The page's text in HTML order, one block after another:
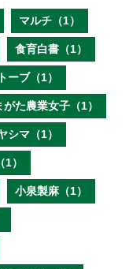
マルチ（1）
食育白書（1）
ーブ（1）
がた農業女子（1）
シマ（1）
）
小泉製麻（1）